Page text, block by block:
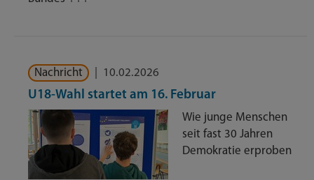
Nachricht 10.02.2026
U18-Wahl startet am 16. Februar
Wie junge Menschen
seit fast 30 Jahren
Demokratie erproben